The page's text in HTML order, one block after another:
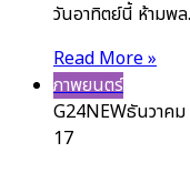
วันอาทิตย์นี้ ห้ามพ
Read More »
ภาพยนตร์
G24NEWธันวาค
17